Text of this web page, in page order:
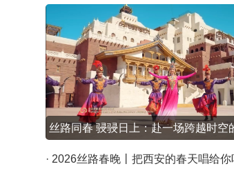
丝路同春 骎骎日上：赴一场跨越时空
· 2026丝路春晚丨把西安的春天唱给你